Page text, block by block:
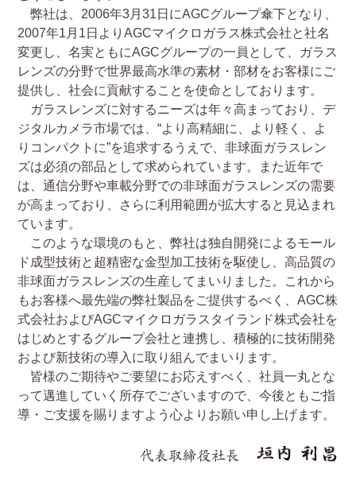
弊社は、2006年3月31日にAGCグループ傘下となり、
2007年1月1日よりAGCマイクロガラス株式会社と社名
変更し、名実ともにAGCグループの一員として、ガラス
レンズの分野で世界最高水準の素材・部材をお客様にご
提供し、社会に貢献することを使命としております。
ガラスレンズに対するニーズは年々高まっており、デ
ジタルカメラ市場では、“より高精細に、より軽く、よ
りコンパクトに”を追求するうえで、非球面ガラスレン
ズは必須の部品として求められています。また近年で
は、通信分野や車載分野での非球面ガラスレンズの需要
が高まっており、さらに利用範囲が拡大すると見込まれ
ています。
このような環境のもと、弊社は独自開発によるモール
ド成型技術と超精密な金型加工技術を駆使し、高品質の
非球面ガラスレンズの生産してまいりました。これから
もお客様へ最先端の弊社製品をご提供するべく、AGC株
式会社およびAGCマイクロガラスタイランド株式会社を
はじめとするグループ会社と連携し、積極的に技術開発
および新技術の導入に取り組んでまいります。
皆様のご期待やご要望にお応えすべく、社員一丸とな
って邁進していく所存でございますので、今後ともご指
導・ご支援を賜りますよう心よりお願い申し上げます。